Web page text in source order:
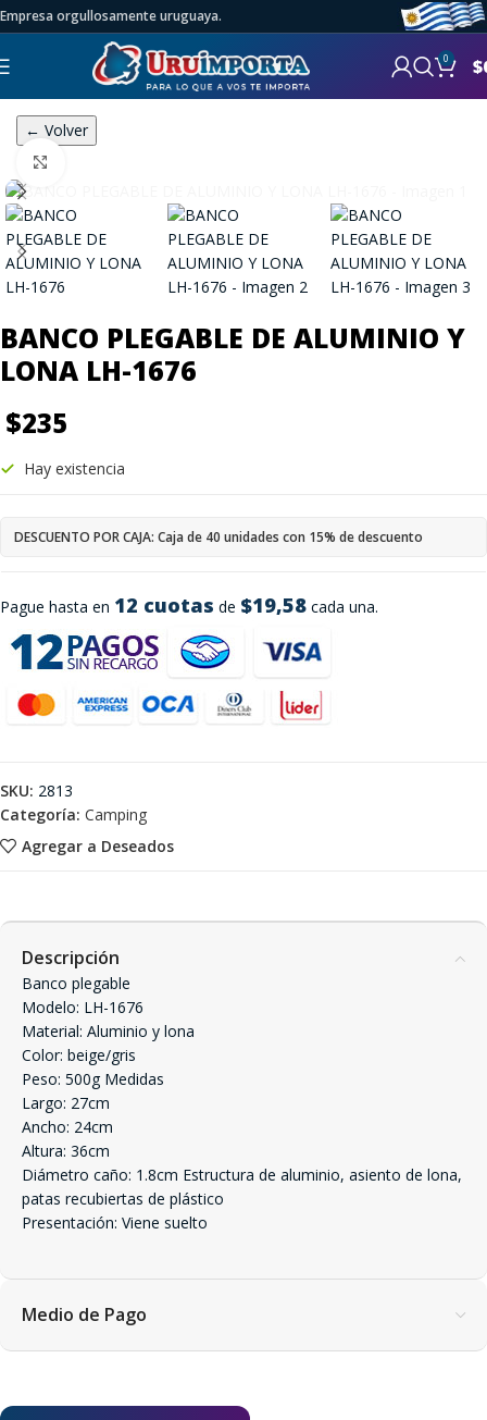
Empresa orgullosamente uruguaya.
0 $
← Volver
BANCO PLEGABLE DE ALUMINIO Y
LONA LH-1676
$235
Pague hasta en 12 cuotas de $19,58 cada una.
Hay existencia
DESCUENTO POR CAJA: Caja de 40 unidades con 15% de descuento
Agregar a Deseados
SKU: 2813
Categoría: Camping
Descripción
Banco plegable
Modelo: LH-1676
Material: Aluminio y lona
Color: beige/gris
Peso: 500g Medidas
Largo: 27cm
Ancho: 24cm
Altura: 36cm
Diámetro caño: 1.8cm Estructura de aluminio, asiento de lona,
patas recubiertas de plástico
Presentación: Viene suelto
Medio de Pago